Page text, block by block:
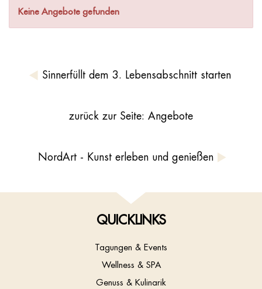
Keine Angebote gefunden
Sinnerfüllt dem 3. Lebensabschnitt starten
zurück zur Seite: Angebote
NordArt - Kunst erleben und genießen
QUICKLINKS
Tagungen & Events
Wellness & SPA
Genuss & Kulinarik